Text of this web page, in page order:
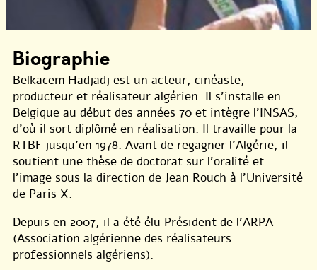
Biographie
Belkacem Hadjadj est un acteur, cinéaste,
producteur et réalisateur algérien. Il s’installe en
Belgique au début des années 70 et intègre l’INSAS,
d’où il sort diplômé en réalisation. Il travaille pour la
RTBF jusqu’en 1978. Avant de regagner l’Algérie, il
soutient une thèse de doctorat sur l’oralité et
l’image sous la direction de Jean Rouch à l’Université
de Paris X.
Depuis en 2007, il a été élu Président de l’ARPA
(Association algérienne des réalisateurs
professionnels algériens).